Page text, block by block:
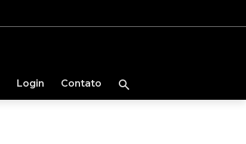
Login Contato